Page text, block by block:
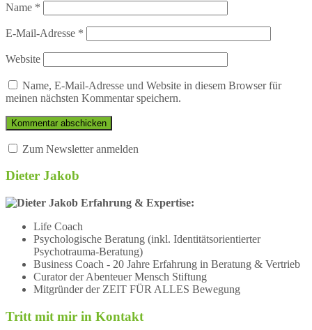
Name *
E-Mail-Adresse *
Website
Name, E-Mail-Adresse und Website in diesem Browser für
meinen nächsten Kommentar speichern.
Zum Newsletter anmelden
Dieter Jakob
Erfahrung & Expertise:
Life Coach
Psychologische Beratung (inkl. Identitätsorientierter
Psychotrauma-Beratung)
Business Coach - 20 Jahre Erfahrung in Beratung & Vertrieb
Curator der Abenteuer Mensch Stiftung
Mitgründer der ZEIT FÜR ALLES Bewegung
Tritt mit mir in Kontakt